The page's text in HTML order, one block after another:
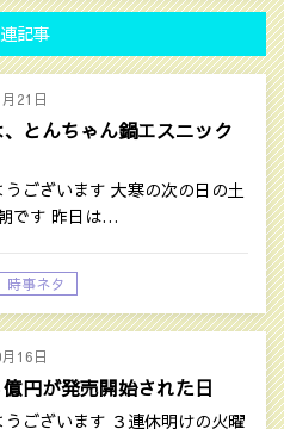
記事
21日
とんちゃん鍋エスニック
うございます 大寒の次の日の土
です 昨日は…
時事ネタ
16日
億円が発売開始された日
うございます ３連休明けの火曜